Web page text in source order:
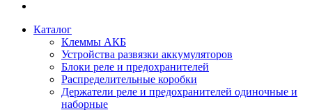
Каталог
Клеммы АКБ
Устройства развязки аккумуляторов
Блоки реле и предохранителей
Распределительные коробки
Держатели реле и предохранителей одиночные и
наборные